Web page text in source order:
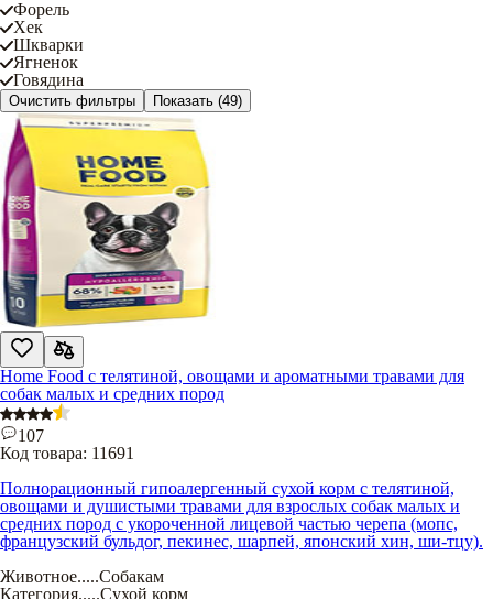
Форель
Хек
Шкварки
Ягненок
Говядина
Очистить фильтры Показать (49)
Home Food с телятиной, овощами и ароматными травами для
собак малых и средних пород
107
Код товара: 11691
Полнорационный гипоалергенный сухой корм с телятиной,
овощами и душистыми травами для взрослых собак малых и
средних пород с укороченной лицевой частью черепа (мопс,
французский бульдог, пекинес, шарпей, японский хин, ши-тцу).
Животное.....Собакам
Категория.....Сухой корм